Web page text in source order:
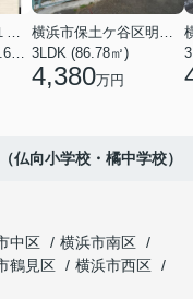
3LDK (86.78㎡)
4,380万円
向小学校・橘中学校）
中区
横浜市南区
鶴見区
横浜市西区